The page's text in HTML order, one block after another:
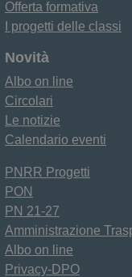
Offerta formativa
I progetti delle classi
Novità
Albo on line
Circolari
Le notizie
Calendario eventi
PNRR Progetti
PON
PN 21-27
Amministrazione
Albo on line
Privacy-DPO